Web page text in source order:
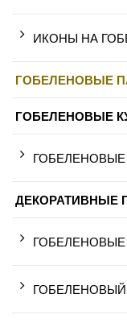
ИКОНЫ НА
ГОБЕЛЕНОВЫЕ
ГОБЕЛЕНОВЫЕ
ДЕКОРАТИВНЫЕ
ГОБЕЛЕНОВЫЕ
ГОБЕЛЕНОВЫЙ